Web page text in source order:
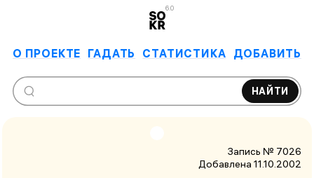
6.0
О ПРОЕКТЕ ГАДАТЬ СТАТИСТИКА ДОБАВИТЬ
НАЙТИ
Запись № 7026
Добавлена 11.10.2002